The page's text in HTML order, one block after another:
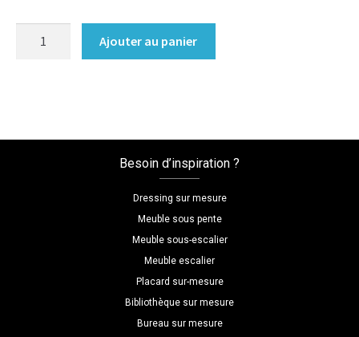
Ajouter au panier
Besoin d’inspiration ?
Dressing sur mesure
Meuble sous pente
Meuble sous-escalier
Meuble escalier
Placard sur-mesure
Bibliothèque sur mesure
Bureau sur mesure